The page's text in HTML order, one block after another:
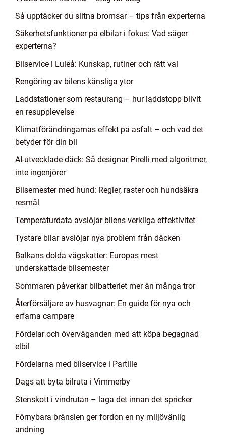
Så upptäcker du slitna bromsar – tips från experterna
Säkerhetsfunktioner på elbilar i fokus: Vad säger
experterna?
Bilservice i Luleå: Kunskap, rutiner och rätt val
Rengöring av bilens känsliga ytor
Laddstationer som restaurang – hur laddstopp blivit
en resupplevelse
Klimatförändringarnas effekt på asfalt – och vad det
betyder för din bil
AI-utvecklade däck: Så designar Pirelli med algoritmer,
inte ingenjörer
Bilsemester med hund: Regler, raster och hundsäkra
resmål
Temperaturdata avslöjar bilens verkliga effektivitet
Tystare bilar avslöjar nya problem från däcken
Balkans dolda vägskatter: Europas mest
underskattade bilsemester
Sommaren påverkar bilbatteriet mer än många tror
Återförsäljare av husvagnar: En guide för nya och
erfarna campare
Fördelar och överväganden med att köpa begagnad
elbil
Fördelarna med bilservice i Partille
Dags att byta bilruta i Vimmerby
Stenskott i vindrutan – laga det innan det spricker
Förnybara bränslen ger fordon en ny miljövänlig
andning